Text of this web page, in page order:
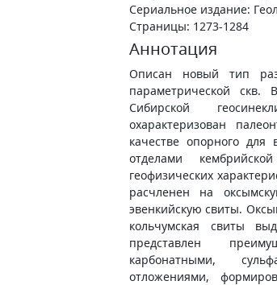
Сериальное издание:
Страницы: 1273-1284
Аннотация
Описан новый тип
параметрической скв.
Сибирской
охарактеризован
качестве опорного
отделами
геофизических
расчленен на
эвенкийскую свиты.
кольчумская свиты
представлен
карбонатными,
отложениями,